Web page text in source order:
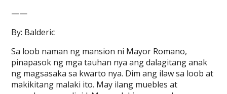
——
By: Balderic
Sa loob naman ng mansion ni Mayor Romano,
pinapasok ng mga tauhan nya ang dalagitang anak
ng magsasaka sa kwarto nya. Dim ang ilaw sa loob at
makikitang malaki ito. May ilang muebles at